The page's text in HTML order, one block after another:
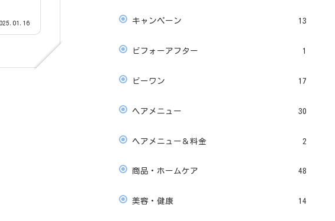
キャンペーン 13
ビフォーアフター 1
ビーワン 17
ヘアメニュー 30
ヘアメニュー＆料金 2
商品・ホームケア 48
美容・健康 14